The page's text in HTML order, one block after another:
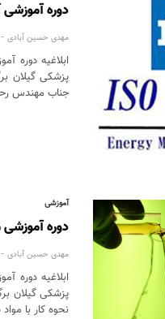
دوره
مهدی حسین آبادی
ابلاغیه دوره
پزشکی گیلان
جناب مهندس
آموزشی
دوره آموزشی
مهدی حسین آبادی
ابلاغیه دوره
پزشکی گیلان
نحوه کار با